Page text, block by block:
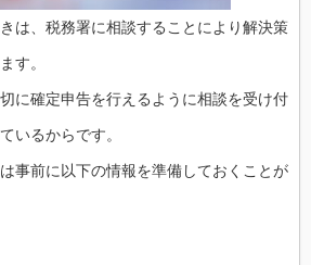
は、税務署に相談することにより解決策
す。
に確定申告を行えるように相談を受け付
いるからです。
事前に以下の情報を準備しておくことが